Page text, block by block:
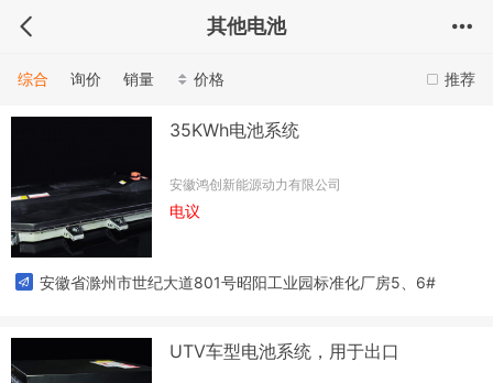
其他电池
推荐
综合 询价 销量 价格
35KWh电池系统
安徽鸿创新能源动力有限公司
电议
安徽省滁州市世纪大道801号昭阳工业园标准化厂房5、6#
UTV车型电池系统，用于出口